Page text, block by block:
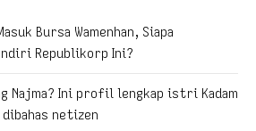
Bursa Wamenhan, Siapa
Republikorp Ini?
Najma? Ini profil lengkap istri Kadam
netizen